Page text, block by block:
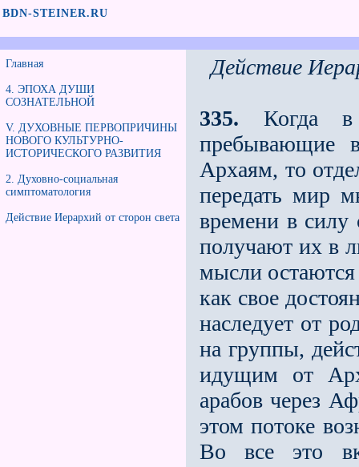
BDN-STEINER.RU
Главная
4. ЭПОХА ДУШИ
СОЗНАТЕЛЬНОЙ
V. ДУХОВНЫЕ ПЕРВОПРИЧИНЫ
НОВОГО КУЛЬТУРНО-
ИСТОРИЧЕСКОГО РАЗВИТИЯ
2. Духовно-социальная
симптоматология
Действие Иерархий от сторон света
Действие
335. Когда в
пребывающие
Архаям, то
передать мир
времени в
получают их в
мысли
как своe
наследует от
на группы,
идущим от
арабов через
этом потоке
Во всe это